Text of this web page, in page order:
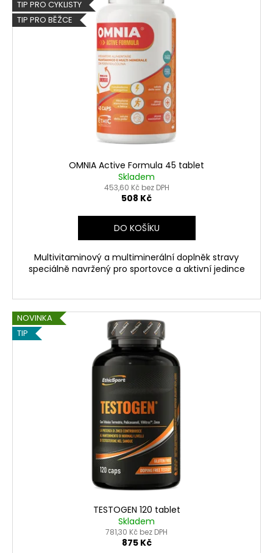
p
TIP PRO CYKLISTY
TIP PRO BĚŽCE
OMNIA Active Formula 45 tablet
Skladem
453,60 Kč bez DPH
508 Kč
DO KOŠÍKU
Multivitaminový a multiminerální doplněk stravy
speciálně navržený pro sportovce a aktivní jedince
NOVINKA
TIP
TESTOGEN 120 tablet
Skladem
781,30 Kč bez DPH
875 Kč